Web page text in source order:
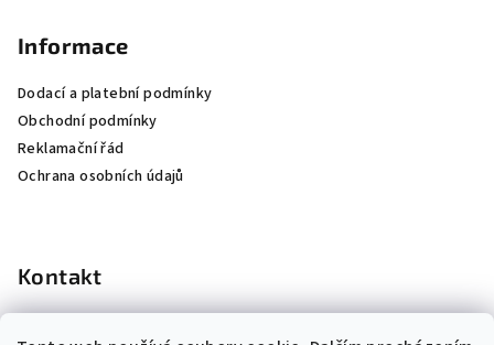
Informace
Dodací a platební podmínky
Obchodní podmínky
Reklamační řád
Ochrana osobních údajů
Kontakt